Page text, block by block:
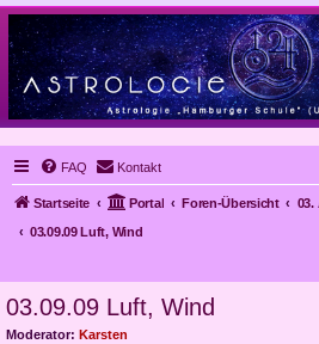
FAQ Kontakt
Startseite Portal Foren-Übersicht
03.09.09 Luft, Wind
03.09.09 Luft, Wind
Moderator: Karsten